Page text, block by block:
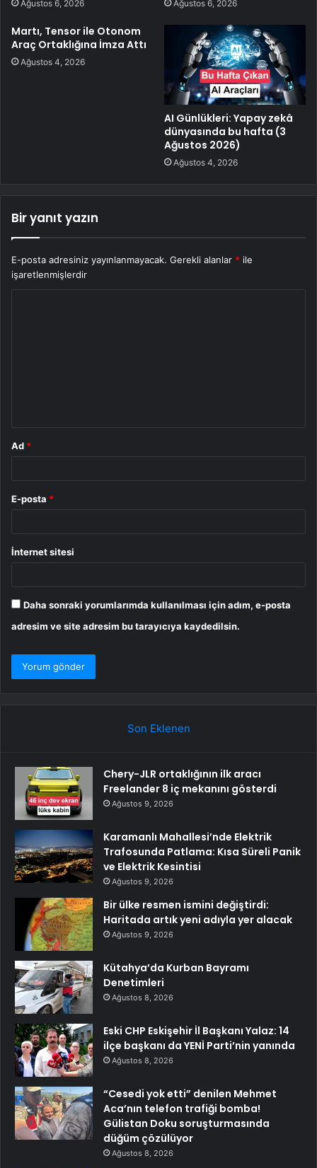
Ağustos 6, 2026 Ağustos 6, 2026
Martı, Tensor ile Otonom
Araç Ortaklığına İmza Attı
Ağustos 4, 2026
AI Günlükleri: Yapay zekâ
dünyasında bu hafta (3
Ağustos 2026)
Ağustos 4, 2026
Bir yanıt yazın
E-posta adresiniz yayınlanmayacak. Gerekli alanlar * ile
işaretlenmişlerdir
Ad *
E-posta *
İnternet sitesi
Daha sonraki yorumlarımda kullanılması için adım, e-posta
adresim ve site adresim bu tarayıcıya kaydedilsin.
Son Eklenen
Chery-JLR ortaklığının ilk aracı
Freelander 8 iç mekanını gösterdi
Ağustos 9, 2026
Karamanlı Mahallesi’nde Elektrik
Trafosunda Patlama: Kısa Süreli Panik
ve Elektrik Kesintisi
Ağustos 9, 2026
Bir ülke resmen ismini değiştirdi:
Haritada artık yeni adıyla yer alacak
Ağustos 9, 2026
Kütahya’da Kurban Bayramı
Denetimleri
Ağustos 8, 2026
Eski CHP Eskişehir İl Başkanı Yalaz: 14
ilçe başkanı da YENİ Parti’nin yanında
Ağustos 8, 2026
“Cesedi yok etti” denilen Mehmet
Aca’nın telefon trafiği bomba!
Gülistan Doku soruşturmasında
düğüm çözülüyor
Ağustos 8, 2026